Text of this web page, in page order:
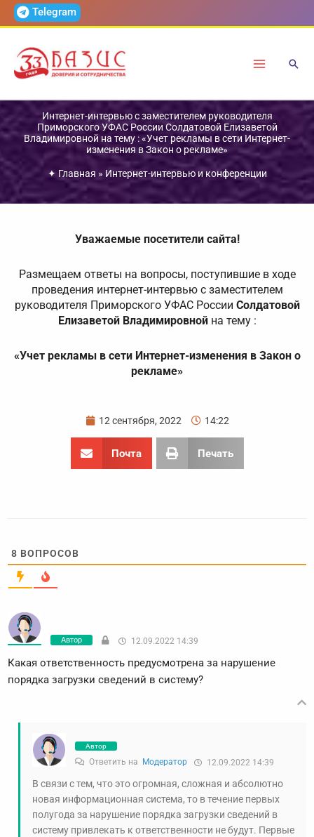
ПерейтиTelegram
Интернет-интервью с заместителем руководителя
Приморского УФАС России Солдатовой Елизаветой
Владимировной на тему : «Учет рекламы в сети Интернет-
изменения в Закон о рекламе»
✦ Главная » Интернет-интервью и конференции
Уважаемые посетители сайта!
Размещаем ответы на вопросы, поступившие в ходе
проведения интернет-интервью с заместителем
руководителя Приморского УФАС России Солдатовой
Елизаветой Владимировнойна тему :
«Учет рекламы в сети Интернет-изменения в Закон о
рекламе»
12 сентября, 2022 14:22
Почта Печать
8 ВОПРОСОВ
Автор 12.09.2022 14:39
Какая ответственность предусмотрена за нарушение
порядка загрузки сведений в систему?
Автор
Ответить на Модератор 12.09.2022 14:39
В связи с тем, что это огромная, сложная и абсолютно
новая информационная система, то в течение первых
полугода за нарушение порядка загрузки сведений в
систему привлекать к ответственности не будут. Первые